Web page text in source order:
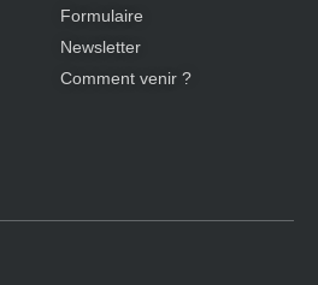
Formulaire
Newsletter
Comment venir ?